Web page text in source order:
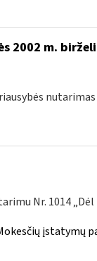
2002 m.
nutarimas
Nr. 1014
įstatymų